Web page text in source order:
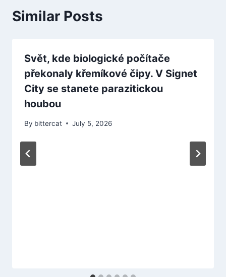
Similar Posts
Svět, kde biologické počítače
překonaly křemíkové čipy. V Signet
City se stanete parazitickou
houbou
By bittercat July 5, 2026